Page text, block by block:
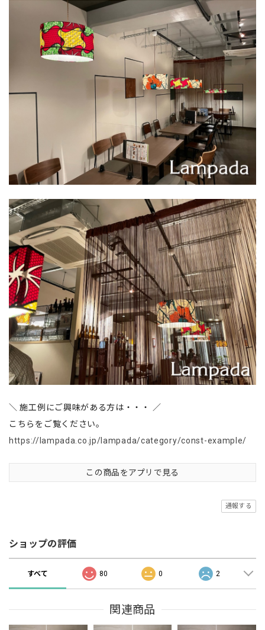
＼ 施工例にご興味がある方は・・・ ／
こちらをご覧ください。
https://lampada.co.jp/lampada/category/const-example/
この商品をアプリで見る
通報する
ショップの評価
すべて 80 0 2
関連商品